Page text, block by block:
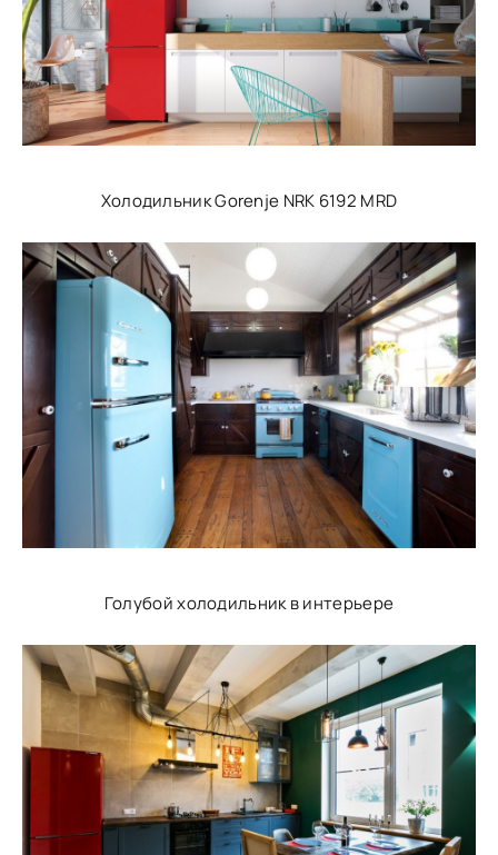
Холодильник Gorenje NRK 6192 MRD
Голубой холодильник в интерьере